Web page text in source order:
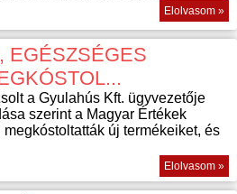
Elolvasom »
EGÉSZSÉGES
a Gyulahús Kft. ügyvezetője
szerint a Magyar Értékek
megkóstoltatták új termékeiket, és
Elolvasom »